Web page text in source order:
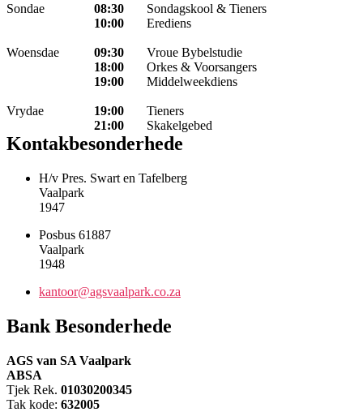
Sondae
Woensdae
Vrydae
08:30
10:00
09:30
18:00
19:00
19:00
21:00
Sondagskool & Tieners
Erediens
Vroue Bybelstudie
Orkes & Voorsangers
Middelweekdiens
Tieners
Skakelgebed
Kontakbesonderhede
H/v Pres. Swart en Tafelberg
Vaalpark
1947
Posbus 61887
Vaalpark
1948
kantoor@agsvaalpark.co.za
Bank Besonderhede
AGS van SA Vaalpark
ABSA
Tjek Rek. 01030200345
Tak kode: 632005